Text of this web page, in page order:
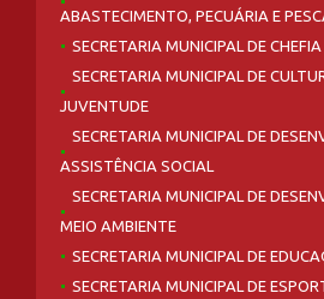
ABASTECIMENTO, PECUÁRIA E
SECRETARIA MUNICIPAL DE
SECRETARIA MUNICIPAL DE
JUVENTUDE
SECRETARIA MUNICIPAL DE
ASSISTÊNCIA SOCIAL
SECRETARIA MUNICIPAL DE
MEIO AMBIENTE
SECRETARIA MUNICIPAL DE
SECRETARIA MUNICIPAL DE